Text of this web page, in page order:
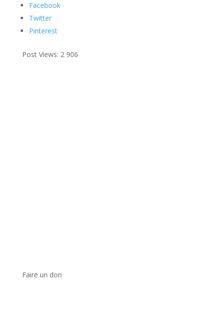
Facebook
Twitter
Pinterest
Post Views: 2 906
Faire un don